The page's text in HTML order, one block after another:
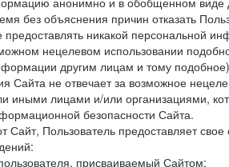
без объяснения причин отказать
предоставлять никакой персональной
нецелевом использовании
другим лицам и тому
Сайта не отвечает за возможное
иными лицами и/или организациями,
безопасности Сайта.
Сайт, Пользователь предоставляет
присваиваемый Сайтом;